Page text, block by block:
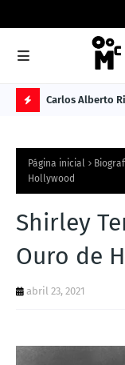
L
TI
M
A
O
Carlos Alberto
Página inicial
Hollywood
Shirley
Ouro de
abril 23, 2021